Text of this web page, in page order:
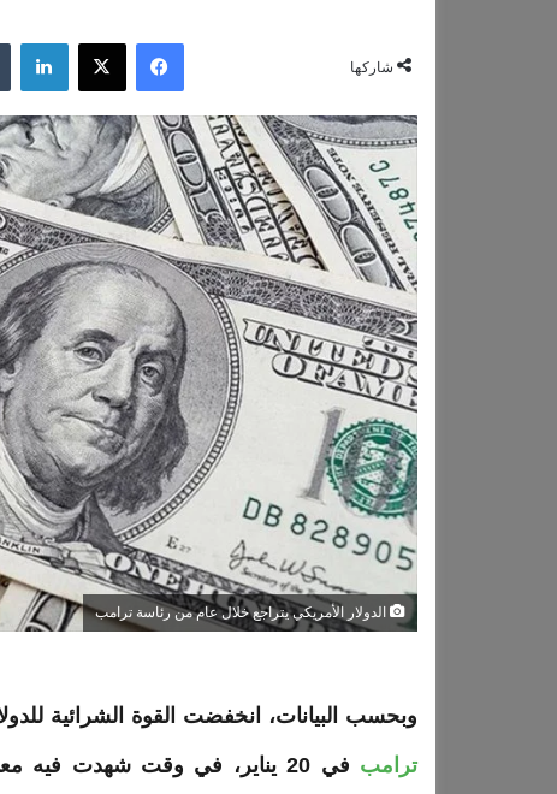
شاركها
فيسبوك ‫X لينكدإن
الدولار الأمريكي يتراجع خلال عام من رئاسة ترامب
وبحسب البيانات، انخفضت القوة الشرائية للدولار بنسبة 2.6% مع اقتراب نهاية السنة
ترامب في 20 يناير، في وقت شهدت فيه